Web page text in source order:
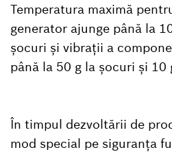
Temperatura maximă
generator ajunge până la
șocuri și vibrații a
până la 50 g la șocuri și 10
În timpul dezvoltării de
mod special pe siguranța